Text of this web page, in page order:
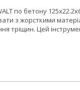
по бетону
з жорсткими
тріщин. Цей